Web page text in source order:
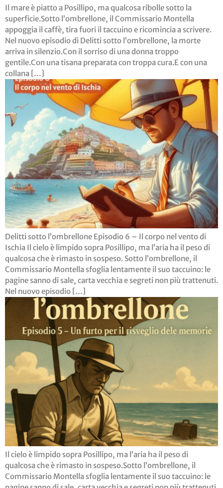
Il mare è piatto a Posillipo, ma qualcosa ribolle sotto la
superficie.Sotto l’ombrellone, il Commissario Montella
appoggia il caffè, tira fuori il taccuino e ricomincia a scrivere.
Nel nuovo episodio di Delitti sotto l’ombrellone, la morte
arriva in silenzio.Con il sorriso di una donna troppo
gentile.Con una tisana preparata con troppa cura.E con una
collana […]
Delitti sotto l’ombrellone Episodio 6 – Il corpo nel vento di
Ischia Il cielo è limpido sopra Posillipo, ma l’aria ha il peso di
qualcosa che è rimasto in sospeso. Sotto l’ombrellone, il
Commissario Montella sfoglia lentamente il suo taccuino: le
pagine sanno di sale, carta vecchia e segreti non più trattenuti.
Nel nuovo episodio […]
Il cielo è limpido sopra Posillipo, ma l’aria ha il peso di
qualcosa che è rimasto in sospeso.Sotto l’ombrellone, il
Commissario Montella sfoglia lentamente il suo taccuino: le